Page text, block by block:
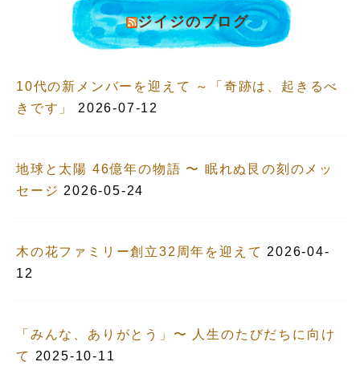
ジイジのブログ
10代の新メンバーを迎えて ～「奇跡は、起きるべ
きです」
2026-07-12
地球と太陽 46億年の物語 〜 眠れぬ艮の刻のメッ
セージ 2026-05-24
木の花ファミリー創立32周年を迎えて 2026-04-
12
「みんな、ありがとう」〜 人生のたびだちに向け
て
2025-10-11